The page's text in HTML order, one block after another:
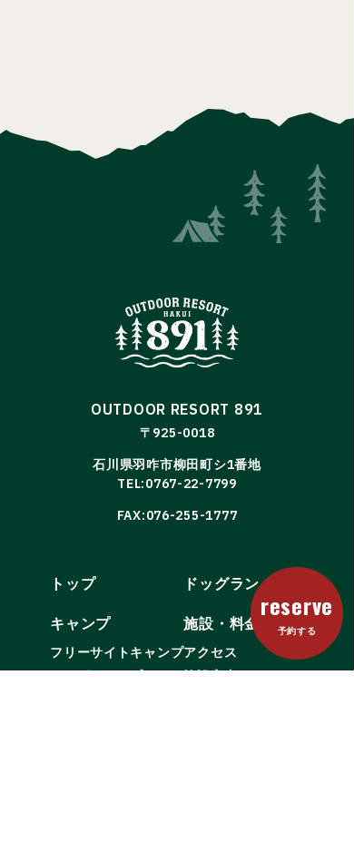
reserve
予約する
OUTDOOR RESORT 891
〒925-0018
石川県羽咋市柳田町シ1番地
TEL:0767-22-7799
FAX:076-255-1777
トップ
キャンプ
フリーサイトキャンプ
ドッグラン
施設・料金
アクセス